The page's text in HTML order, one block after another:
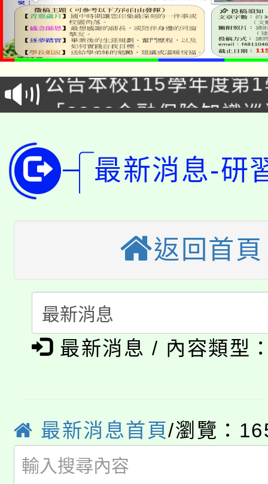
淨零綠領人才培育課程
公告本校115學年度第
代理(課)教師甄選結果(
「2026金融保險知識
生本土語及新住民語歌
公告本校115學年度第
代理(課)教師甄選結果(
公告本校115學年度第
代理(課)教師甄選結果
轉知中國文化大學推廣
《TA101》溝通分析基
程，歡迎學生輔導中心
心理、諮商輔導、社會
系所師生報名參加。
轉知苗栗縣政府辦理
縣市「校園短影音徵選
門員」簡章及活動海報
踴躍報名參加。
桃園市115學年度學生
要點
「桃園市補助參觀特色
展演活動實施計畫」
淨零綠領人才培育課程
車」活動
桃園市115學年度學生
生本土語及新住民語歌
公告本校115學年度第
最新消息-研
返回首頁
最新消息 / 內容類型
最新消息首頁/瀏覽：